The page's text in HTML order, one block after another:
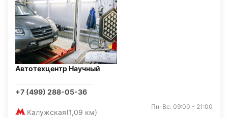
Автотехцентр Научный
+7 (499) 288-05-36
Калужская(1,09 км)
Пн-Вс: 09:00 - 21:00